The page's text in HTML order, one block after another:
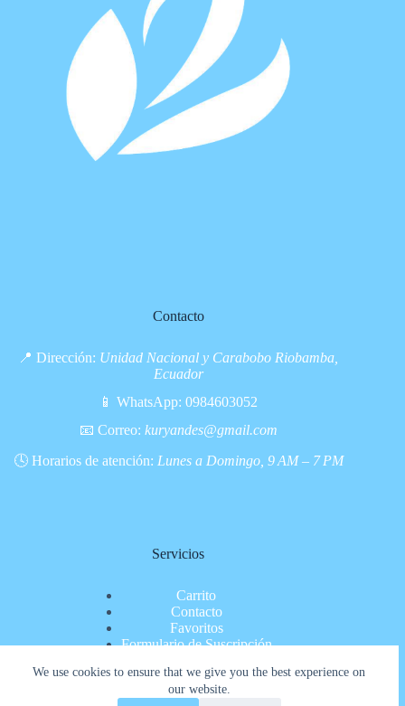
We use cookies to ensure that we give you the best experience on
our website.
Contacto
📍 Dirección: Unidad Nacional y Carabobo Riobamba,
Ecuador
📱 WhatsApp:0984603052
📧 Correo: kuryandes@gmail.com
🕓 Horarios de atención: Lunes a Domingo, 9 AM – 7 PM
Servicios
Carrito
Contacto
Favoritos
Formulario de Suscripción
Nosotros
Pagina de pago